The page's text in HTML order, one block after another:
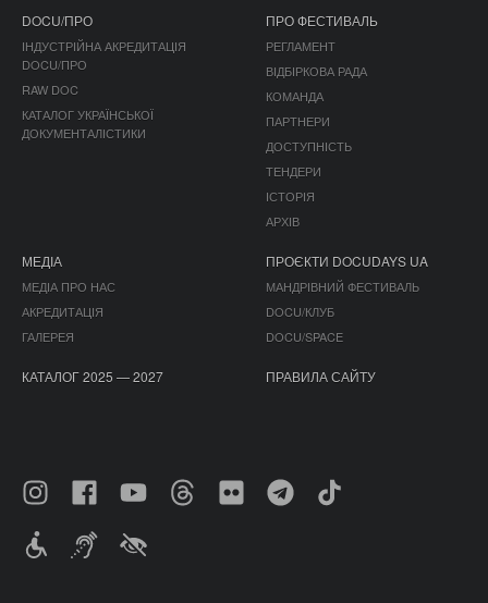
DOCU/ПРО
ІНДУСТРІЙНА АКРЕДИТАЦІЯ
DOCU/ПРО
RAW DOC
КАТАЛОГ УКРАЇНСЬКОЇ
ДОКУМЕНТАЛІСТИКИ
ПРО ФЕСТИВАЛЬ
РЕГЛАМЕНТ
ВІДБІРКОВА РАДА
КОМАНДА
ПАРТНЕРИ
ДОСТУПНІСТЬ
ТЕНДЕРИ
ІСТОРІЯ
АРХІВ
МЕДІА
МЕДІА ПРО НАС
АКРЕДИТАЦІЯ
ГАЛЕРЕЯ
ПРОЄКТИ DOCUDAYS UA
МАНДРІВНИЙ ФЕСТИВАЛЬ
DOCU/КЛУБ
DOCU/SPACE
КАТАЛОГ 2025 — 2027 ПРАВИЛА САЙТУ